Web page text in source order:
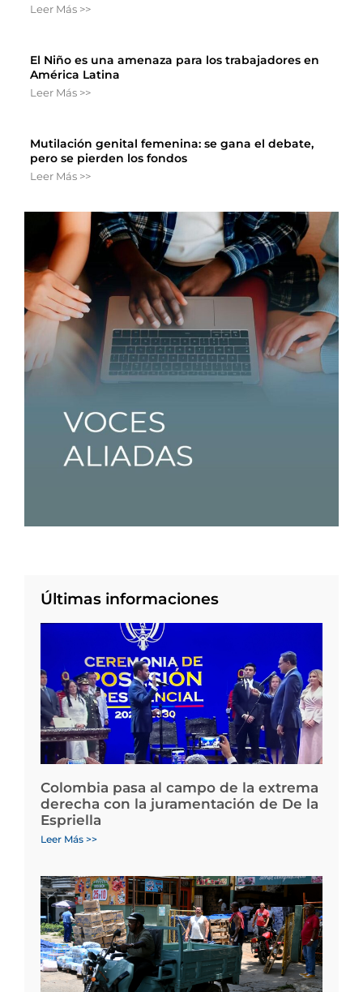
Leer Más >>
El Niño es una amenaza para los trabajadores en
América Latina
Leer Más >>
Mutilación genital femenina: se gana el debate,
pero se pierden los fondos
Leer Más >>
Últimas informaciones
Colombia pasa al campo de la extrema
derecha con la juramentación de De la
Espriella
Leer Más >>